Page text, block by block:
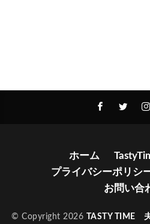
ホーム
プライバシーポリシ
お問い合
© Copyright 2026 TASTY TIME